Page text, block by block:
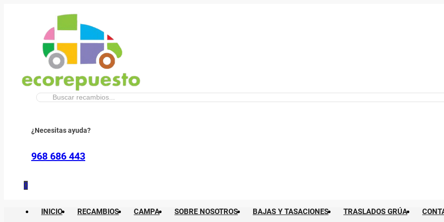
Buscar:
¿Necesitas ayuda?
968 686 443
0
INICIO RECAMBIOS CAMPA SOBRE NOSOTROS BAJAS Y TASACIONES TRASLADOS GRÚA